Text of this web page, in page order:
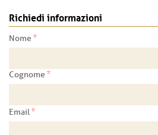
Richiedi informazioni
Nome *
Cognome *
Email*